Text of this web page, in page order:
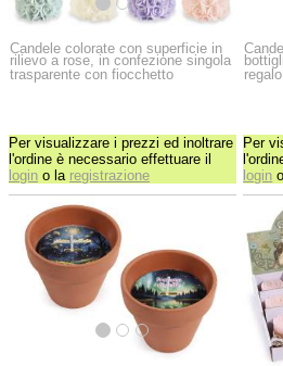
Candele colorate con superficie in
rilievo a rose, in confezione singola
trasparente con fiocchetto
Per visualizzare i prezzi ed inoltrare
l'ordine è necessario effettuare il
login o la registrazione
regalo
Per
login